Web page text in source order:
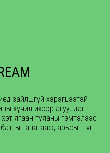
зайлшгүй хэрэгцээтэй
хүчил ихээр агуулдаг.
ягаан туяаны гэмтэлээс
анагааж, арьсыг гүн